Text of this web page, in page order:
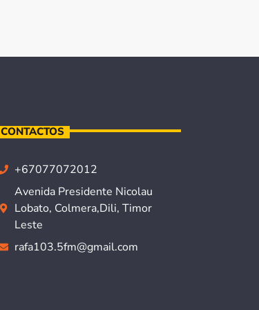
CONTACTOS
+67077072012
Avenida Presidente Nicolau
Lobato, Colmera,Dili, Timor
Leste
rafa103.5fm@gmail.com